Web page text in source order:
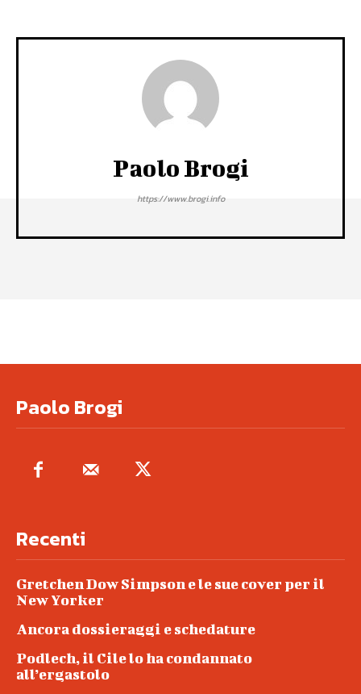
Paolo Brogi
https://www.brogi.info
Paolo Brogi
Recenti
Gretchen Dow Simpson e le sue cover per il
New Yorker
Ancora dossieraggi e schedature
Podlech, il Cile lo ha condannato
all’ergastolo